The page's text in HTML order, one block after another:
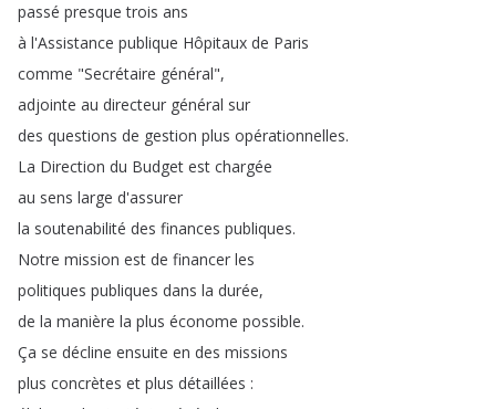
passé presque trois ans
à l'Assistance publique Hôpitaux de Paris
comme "Secrétaire général",
adjointe au directeur général sur
des questions de gestion plus opérationnelles.
La Direction du Budget est chargée
au sens large d'assurer
la soutenabilité des finances publiques.
Notre mission est de financer les
politiques publiques dans la durée,
de la manière la plus économe possible.
Ça se décline ensuite en des missions
plus concrètes et plus détaillées :